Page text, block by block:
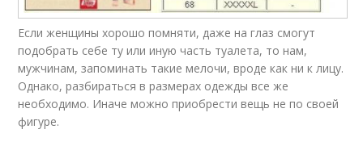
Если женщины хорошо помняти, даже на глаз смогут
подобрать себе ту или иную часть туалета, то нам,
мужчинам, запоминать такие мелочи, вроде как ни к лицу.
Однако, разбираться в размерах одежды все же
необходимо. Иначе можно приобрести вещь не по своей
фигуре.